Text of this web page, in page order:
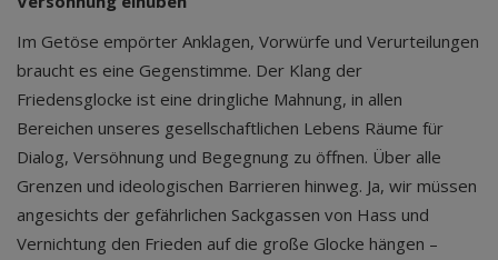
Im Getöse empörter Anklagen, Vorwürfe und Verurteilungen
braucht es eine Gegenstimme. Der Klang der
Friedensglocke ist eine dringliche Mahnung, in allen
Bereichen unseres gesellschaftlichen Lebens Räume für
Dialog, Versöhnung und Begegnung zu öffnen. Über alle
Grenzen und ideologischen Barrieren hinweg. Ja, wir müssen
angesichts der gefährlichen Sackgassen von Hass und
Vernichtung den Frieden auf die große Glocke hängen –